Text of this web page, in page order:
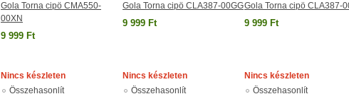
Gola Torna cipö CMA550-
00XN
9 999 Ft
Nincs készleten
Összehasonlít
Gola Torna cipö CLA387-00GG
9 999 Ft
Nincs készleten
Összehasonlít
Gola Torna cipö CLA387-
9 999 Ft
Nincs készleten
Összehasonlít